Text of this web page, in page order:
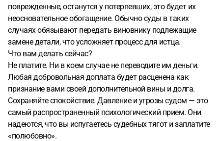
поврежденные, останутся у потерпевших, это будет их
неосновательное обогащение. Обычно суды в таких
случаях обязывают передать виновнику подлежащие
замене детали, что усложняет процесс для истца.
Что вам делать сейчас?
Не платите. Ни в коем случае не переводите им деньги.
Любая добровольная доплата будет расценена как
признание вами своей дополнительной вины и долга.
Сохраняйте спокойствие. Давление и угрозы судом — это
самый распространенный психологический прием. Они
надеются, что вы испугаетесь судебных тягот и заплатите
«полюбовно».